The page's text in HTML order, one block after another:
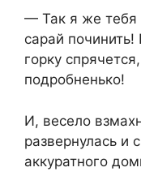
— Так я же тебя
сарай
горку
подробненько!
И, весело
развернулась и
аккуратного